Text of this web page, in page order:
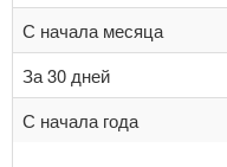
С начала месяца
За 30 дней
С начала года